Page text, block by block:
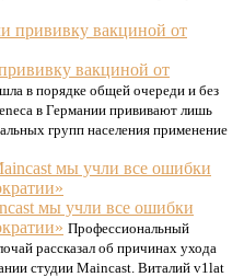
вакциной от
в порядке общей очереди и без
в Германии прививают лишь
групп населения применение
мы учли все ошибки
Профессиональный
рассказал об причинах ухода
студии Maincast. Виталий v1lat